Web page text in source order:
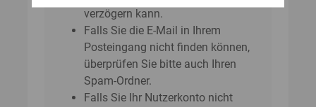
verzögern kann.
Falls Sie die E-Mail in Ihrem
Posteingang nicht finden können,
überprüfen Sie bitte auch Ihren
Spam-Ordner.
Falls Sie Ihr Nutzerkonto nicht